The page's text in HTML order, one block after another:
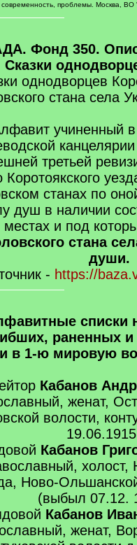
современность, проблемы. Москва, ВО
Фонд 350.
Сказки
однодворцев
стана села
учиненный в
третьей
Коротоякского
станах по
душ в наличии
местах и под
стана
души.
- https://
списки
раненных
в 1-ю мировую
Кабанов
женат,
волости,
19.06.1915
Кабанов
холост,
Ново-
(выбыл 07.12.
Кабанов
женат,